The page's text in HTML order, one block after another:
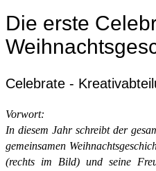
Die erste
Celebrate -
Vorwort:
In diesem Jahr schreibt der
gemeinsamen
(rechts im Bild) und seine